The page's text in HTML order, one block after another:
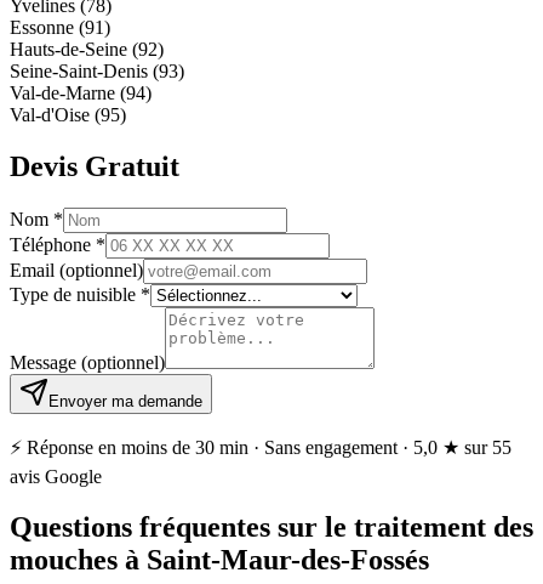
Yvelines (78)
Essonne (91)
Hauts-de-Seine (92)
Seine-Saint-Denis (93)
Val-de-Marne (94)
Val-d'Oise (95)
Devis Gratuit
Nom *
Téléphone *
Email (optionnel)
Type de nuisible *
Message (optionnel)
Envoyer ma demande
⚡ Réponse en moins de 30 min · Sans engagement · 5,0 ★ sur 55
avis Google
Questions fréquentes sur le traitement des
mouches à Saint-Maur-des-Fossés